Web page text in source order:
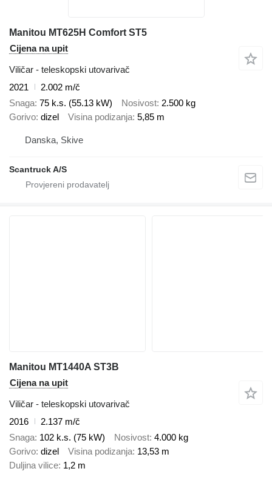
Manitou MT625H Comfort ST5
Cijena na upit
Viličar - teleskopski utovarivač
2021
2.002 m/č
Snaga 75 k.s. (55.13 kW) Nosivost 2.500 kg
Gorivo dizel Visina podizanja 5,85 m
Danska, Skive
Scantruck A/S
Manitou MT1440A ST3B
Cijena na upit
Viličar - teleskopski utovarivač
2016
2.137 m/č
Snaga 102 k.s. (75 kW) Nosivost 4.000 kg
Gorivo dizel Visina podizanja 13,53 m
Duljina vilice 1,2 m